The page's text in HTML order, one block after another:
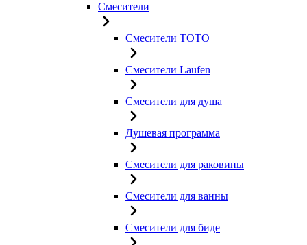
Смесители
Смесители TOTO
Смесители Laufen
Смесители для душа
Душевая программа
Смесители для раковины
Смесители для ванны
Смесители для биде